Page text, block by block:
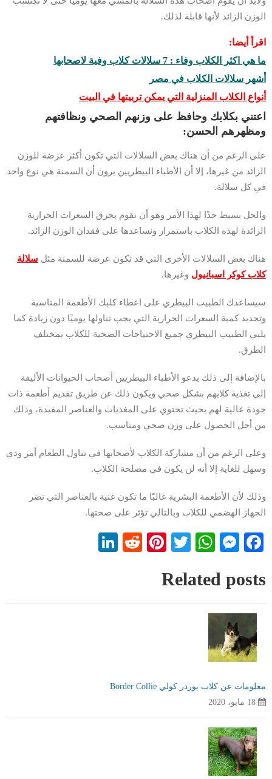
الوزن الزائد لأنها قابلة لذلك.
اقرأ أيضا:
ما هي اكثر الكلاب وفاء : 7 سلالات كلاب وفية لاصحابها
أشهر سلالات الكلاب في مصر
أنواع الكلاب المنزلية التي يمكن تربيتها في البيت
اعتني بكلابك وحافظ على وزنهم الصحي ونظافتهم
ومظهرهم الحسن:
على الرغم من أن هناك بعض السلالات التي تكون أكثر عرضة للوزن
الزائد من غيرها، إلا أن الأطباء البيطريين يرون أن السمنة هي نوع واحد
في كل سلالة.
والحل بسيط جدًا لهذا الأمر وهو أن نقوم بحرق السعرات الحرارية
الزائدة لهذه الكلاب باستمرار ونساعدها على فقدان الوزن الزائد.
هناك بعض السلالات الأخرى التي قد تكون عرضة للسمنة مثل سلالة
كلاب كوكر اسبانيول وغيرها.
سيساعدك الطبيب البيطري على اعطاء كلبك الأطعمة المناسبة
وتحديد كمية السعرات الحرارية التي يجب تناولها يوميًا دون زيادة كما
يلبي الطبيب البيطري جميع الاحتياجات الصحية للكلاب بمختلف
الطرق.
بالإضافة إلى ذلك يدعو الأطباء البيطريين أصحاب الحيوانات الأليفة
إلى تغذية كلابهم بشكل صحي ويكون ذلك عن طريق تقديم أطعمة ذات
جودة عالية لهم بحيث تحتوي على المغذيات والعناصر المفيدة، وذلك
من أجل الحصول على وزن صحي ومناسب.
وعلى الرغم من أن مشاركة الكلاب لأصحابها في تناول الطعام أمر ودي
وسهل للغاية إلا أنه لن يكون في مصلحة الكلاب.
وذلك لأن الأطعمة البشرية غالبًا ما تكون غنية بالعناصر التي تضر
الجهاز الهضمي للكلاب وبالتالي تؤثر على صحتها.
Facebook
Messenger
WhatsApp
Twitter
Pinterest
Reddit
Related posts
معلومات عن كلاب بوردر كولي Border Collie
18 مايو، 2020